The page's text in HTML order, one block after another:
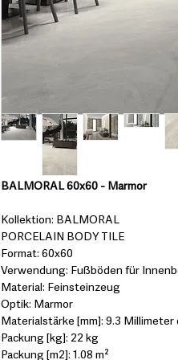
BALMORAL 60x60 - Marmor
Kollektion: BALMORAL
PORCELAIN BODY TILE
Format: 60x60
Verwendung: Fußböden für
Material: Feinsteinzeug
Optik: Marmor
Materialstärke [mm]: 9.3 Millimeter
Packung [kg]: 22 kg
Packung [m2]: 1.08 m²